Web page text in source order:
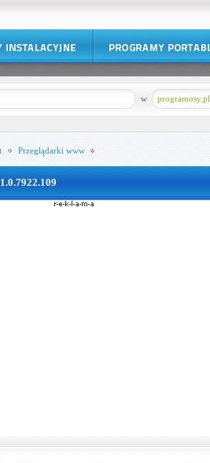
programosy.pl
w
Przeglądarki www